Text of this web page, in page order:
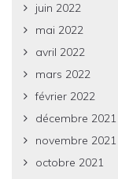
juin 2022
mai 2022
avril 2022
mars 2022
février 2022
décembre 2021
novembre 2021
octobre 2021